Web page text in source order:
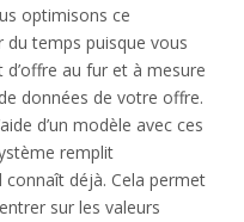
optimisons ce
temps puisque vous
au fur et à mesure
données de votre offre.
d’un modèle avec ces
remplit
connaît déjà. Cela permet
sur les valeurs